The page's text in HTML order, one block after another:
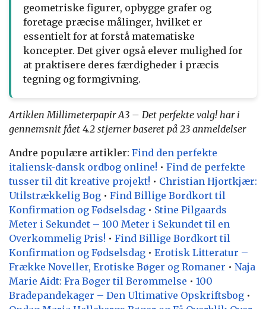
geometriske figurer, opbygge grafer og
foretage præcise målinger, hvilket er
essentielt for at forstå matematiske
koncepter. Det giver også elever mulighed for
at praktisere deres færdigheder i præcis
tegning og formgivning.
Artiklen Millimeterpapir A3 – Det perfekte valg! har i
gennemsnit fået 4.2 stjerner baseret på 23 anmeldelser
Andre populære artikler: Find den perfekte
italiensk-dansk ordbog online! • Find de perfekte
tusser til dit kreative projekt! • Christian Hjortkjær:
Utilstrækkelig Bog • Find Billige Bordkort til
Konfirmation og Fødselsdag • Stine Pilgaards
Meter i Sekundet – 100 Meter i Sekundet til en
Overkommelig Pris! • Find Billige Bordkort til
Konfirmation og Fødselsdag • Erotisk Litteratur –
Frække Noveller, Erotiske Bøger og Romaner • Naja
Marie Aidt: Fra Bøger til Berømmelse • 100
Bradepandekager – Den Ultimative Opskriftsbog •